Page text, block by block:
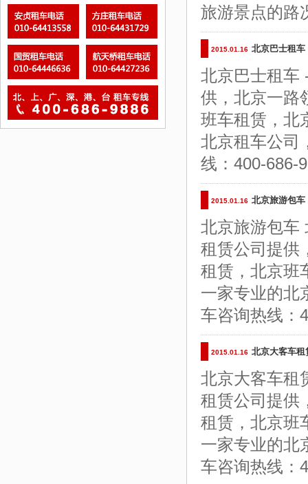
旅游景点的路
2015.01.16 北京巴士租车
北京巴士租车
供，北京一路
班车租赁，北
北京租车公司
线：400-686-
2015.01.16 北京旅游包车
北京旅游包车
租赁公司提供
租赁，北京班
一家专业的北
车咨询热线：
2015.01.16 北京大客车租
北京大客车租
租赁公司提供
租赁，北京班
一家专业的北
车咨询热线：